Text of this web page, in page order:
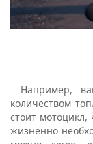
Например,
количеством
стоит
жизненно